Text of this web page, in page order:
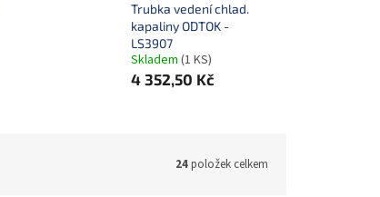
Trubka vedení chlad.
kapaliny ODTOK -
LS3907
Skladem (1 KS)
4 352,50 Kč
24položek celkem